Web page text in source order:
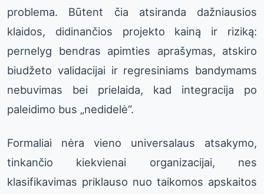
problema. Būtent čia atsiranda dažniausios
klaidos, didinančios projekto kainą ir riziką:
pernelyg bendras apimties aprašymas, atskiro
biudžeto validacijai ir regresiniams bandymams
nebuvimas bei prielaida, kad integracija po
paleidimo bus „nedidelė“.
Formaliai nėra vieno universalaus atsakymo,
tinkančio kiekvienai organizacijai, nes
klasifikavimas priklauso nuo taikomos apskaitos